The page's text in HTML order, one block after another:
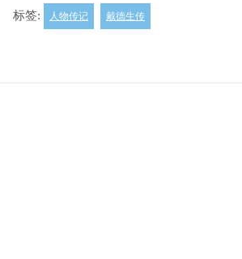
标签: 人物传记 戴德生传